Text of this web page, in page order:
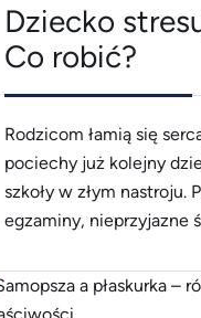
Dziecko
Co robić?
Rodzicom łamią się
pociechy już kolejny
szkoły w złym nastroju.
egzaminy, nieprzyjazne
młodszych, jak i
gdy widzimy, że dziecko